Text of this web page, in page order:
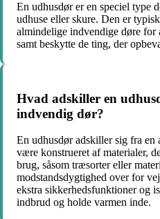
En udhusdør er en speciel type
udhuse eller skure. Den er
almindelige indvendige døre for
samt beskytte de ting, der
Hvad adskiller en
indvendig dør?
En udhusdør adskiller sig fra
være konstrueret af materialer,
brug, såsom træsorter eller
modstandsdygtighed over for
ekstra sikkerhedsfunktioner og
indbrud og holde varmen inde.